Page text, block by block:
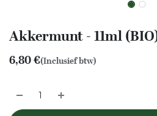
Akkermunt - 11ml
6,80€(Inclusief btw)